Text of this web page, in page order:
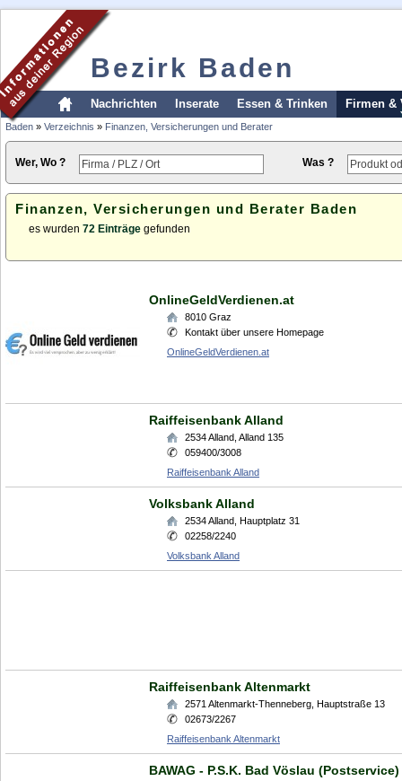
Bezirk Baden
Nachrichten Inserate Essen & Trinken Firmen &
Baden » Verzeichnis » Finanzen, Versicherungen und Berater
Wer, Wo ? Was ?
Finanzen, Versicherungen und Berater Baden
es wurden 72 Einträge gefunden
OnlineGeldVerdienen.at
8010 Graz
Kontakt über unsere Homepage
OnlineGeldVerdienen.at
Raiffeisenbank Alland
2534Alland Alland 135
059400/3008
Raiffeisenbank Alland
Volksbank Alland
2534Alland Hauptplatz 31
02258/2240
Volksbank Alland
Raiffeisenbank Altenmarkt
2571 Altenmarkt-Thenneberg Hauptstraße 13
02673/2267
Raiffeisenbank Altenmarkt
BAWAG - P.S.K. Bad Vöslau (Postservice)